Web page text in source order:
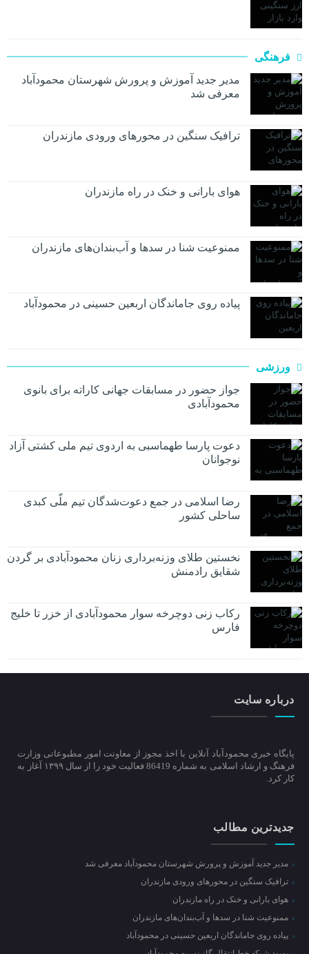
فرهنگی
مدیر جدید آموزش و پرورش شهرستان محمودآباد
معرفی شد
ترافیک سنگین در محور‌های ورودی مازندران
هوای بارانی و خنک در راه مازندران
ممنوعیت شنا در سدها و آب‌بندان‌‌های مازندران
پیاده روی جاماندگان اربعین حسینی در محمودآباد
ورزشی
جواز حضور در مسابقات جهانی کاراته برای بانوی
محمودآبادی
دعوت پارسا طهماسبی به اردوی تیم ملی کشتی آزاد
نوجوانان
رضا اسلامی در جمع دعوت‌شدگان تیم ملّی کبدی
ساحلی کشور
نخستین طلای وزنه‌برداری زنان محمودآبادی بر گردن
شقایق رادمنش
رکاب زنی دوچرخه سوار محمودآبادی از خزر تا خلیج
فارس
درباره سایت
پایگاه خبری محمودآباد آنلاین با اخذ مجوز از معاونت امور مطبوعاتی وزارت
فرهنگ و ارشاد اسلامی به شماره 86419 فعالیت خود را از سال ۱۳۹۹ آغاز به
کار کرد.
جدیدترین مطالب
مدیر جدید آموزش و پرورش شهرستان محمودآباد معرفی شد
ترافیک سنگین در محور‌های ورودی مازندران
هوای بارانی و خنک در راه مازندران
ممنوعیت شنا در سدها و آب‌بندان‌‌های مازندران
پیاده روی جاماندگان اربعین حسینی در محمودآباد